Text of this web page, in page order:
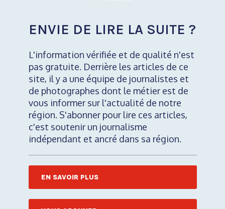
ENVIE DE LIRE LA SUITE ?
L'information vérifiée et de qualité n'est
pas gratuite. Derrière les articles de ce
site, il y a une équipe de journalistes et
de photographes dont le métier est de
vous informer sur l'actualité de notre
région. S'abonner pour lire ces articles,
c'est soutenir un journalisme
indépendant et ancré dans sa région.
EN SAVOIR PLUS